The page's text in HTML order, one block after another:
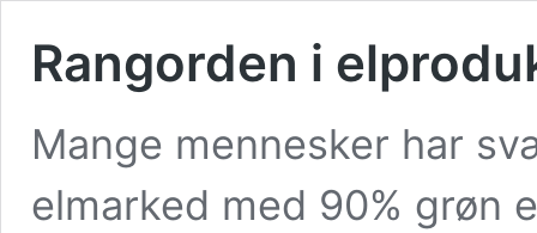
Rangorden i
Mange mennesker har
elmarked med 90% grøn